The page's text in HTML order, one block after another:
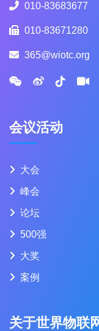
010-83683677
010-83671280
365@wiotc.org
会议活动
大会
峰会
论坛
500强
大奖
案例
关于世界物联